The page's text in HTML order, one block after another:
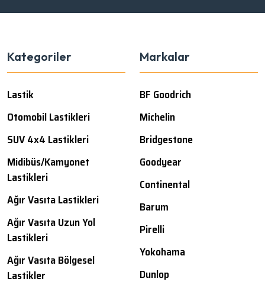
Kategoriler
Lastik
Otomobil Lastikleri
SUV 4x4 Lastikleri
Midibüs/Kamyonet
Lastikleri
Ağır Vasıta Lastikleri
Ağır Vasıta Uzun Yol
Lastikleri
Ağır Vasıta Bölgesel
Lastikler
Markalar
BF Goodrich
Michelin
Bridgestone
Goodyear
Continental
Barum
Pirelli
Yokohama
Dunlop